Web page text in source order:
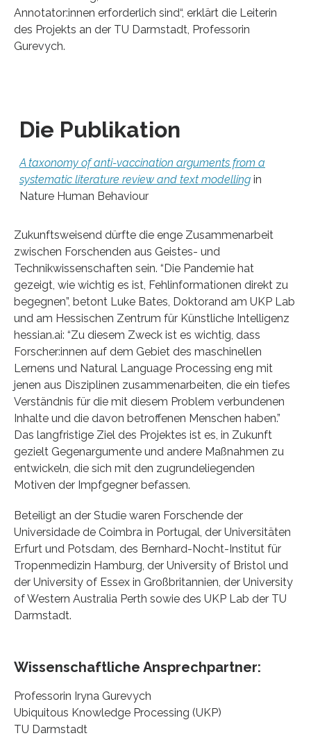
Annotator:innen erforderlich sind“, erklärt die Leiterin
des Projekts an der TU Darmstadt, Professorin
Gurevych.
Die Publikation
A taxonomy of anti-vaccination arguments from a
systematic literature review and text modelling in
Nature Human Behaviour
Zukunftsweisend dürfte die enge Zusammenarbeit
zwischen Forschenden aus Geistes- und
Technikwissenschaften sein. “Die Pandemie hat
gezeigt, wie wichtig es ist, Fehlinformationen direkt zu
begegnen”, betont Luke Bates, Doktorand am UKP Lab
und am Hessischen Zentrum für Künstliche Intelligenz
hessian.ai: “Zu diesem Zweck ist es wichtig, dass
Forscher:innen auf dem Gebiet des maschinellen
Lernens und Natural Language Processing eng mit
jenen aus Disziplinen zusammenarbeiten, die ein tiefes
Verständnis für die mit diesem Problem verbundenen
Inhalte und die davon betroffenen Menschen haben.”
Das langfristige Ziel des Projektes ist es, in Zukunft
gezielt Gegenargumente und andere Maßnahmen zu
entwickeln, die sich mit den zugrundeliegenden
Motiven der Impfgegner befassen.
Beteiligt an der Studie waren Forschende der
Universidade de Coimbra in Portugal, der Universitäten
Erfurt und Potsdam, des Bernhard-Nocht-Institut für
Tropenmedizin Hamburg, der University of Bristol und
der University of Essex in Großbritannien, der University
of Western Australia Perth sowie des UKP Lab der TU
Darmstadt.
Wissenschaftliche Ansprechpartner:
Professorin Iryna Gurevych
Ubiquitous Knowledge Processing (UKP)
TU Darmstadt